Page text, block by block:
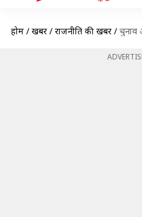
होम / खबरें / राजनीति की खबरें / चुनाव आयोग